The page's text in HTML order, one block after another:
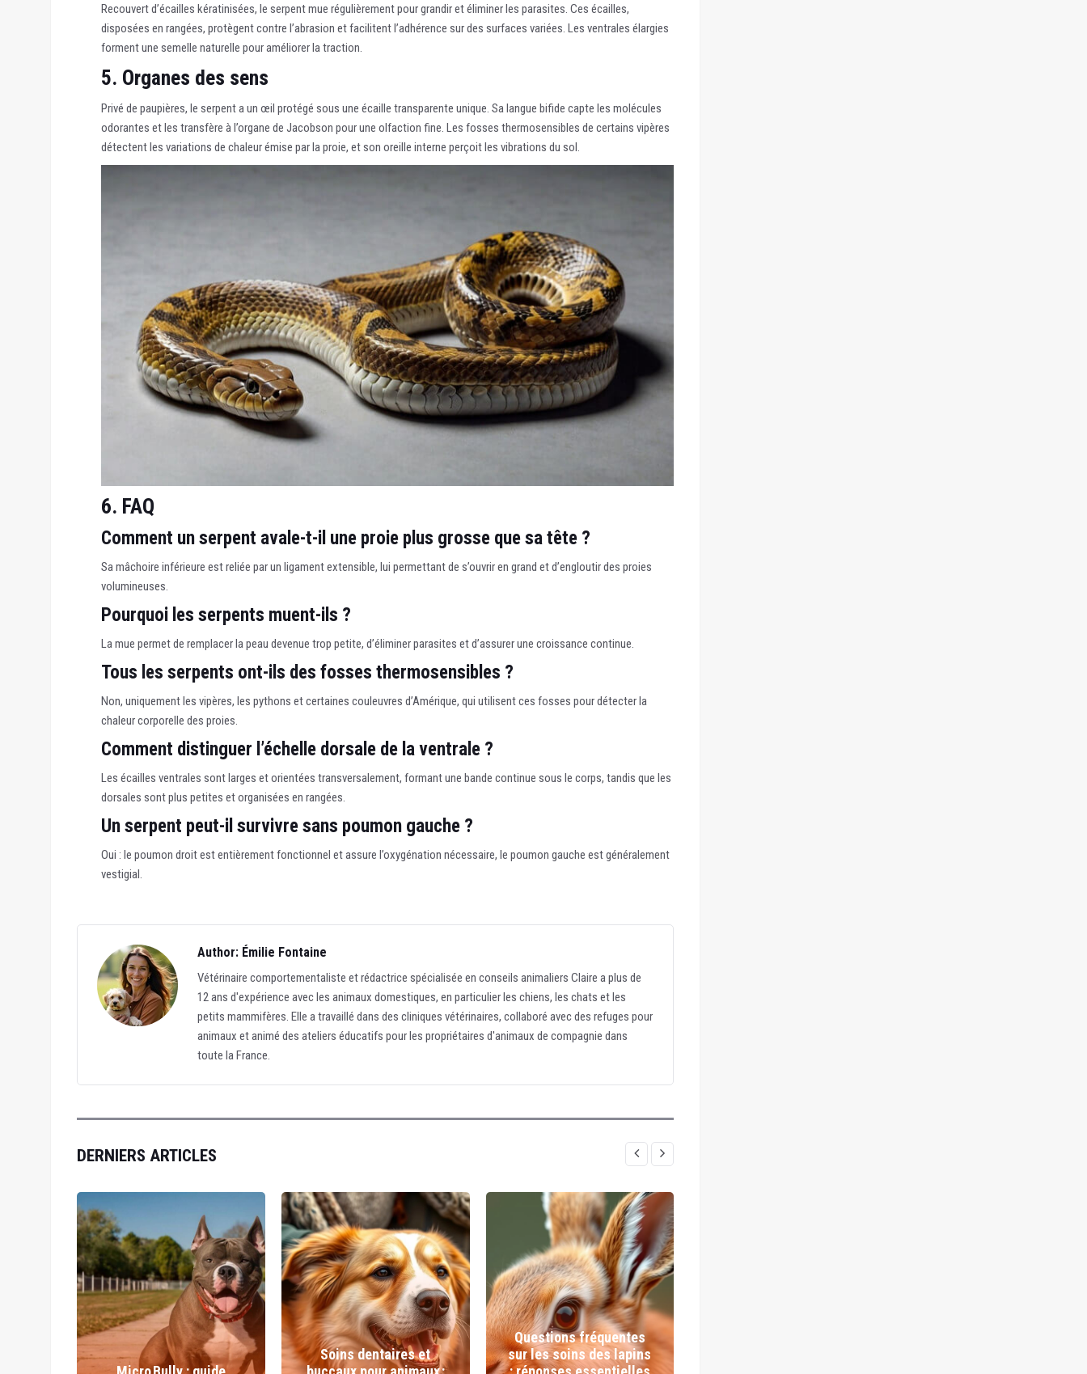
Recouvert d’écailles kératinisées, le serpent mue régulièrement pour grandir et éliminer les parasites. Ces écailles,
disposées en rangées, protègent contre l’abrasion et facilitent l’adhérence sur des surfaces variées. Les ventrales élargies
forment une semelle naturelle pour améliorer la traction.
5. Organes des sens
Privé de paupières, le serpent a un œil protégé sous une écaille transparente unique. Sa langue bifide capte les molécules
odorantes et les transfère à l’organe de Jacobson pour une olfaction fine. Les fosses thermosensibles de certains vipères
détectent les variations de chaleur émise par la proie, et son oreille interne perçoit les vibrations du sol.
6. FAQ
Comment un serpent avale-t-il une proie plus grosse que sa tête ?
Sa mâchoire inférieure est reliée par un ligament extensible, lui permettant de s’ouvrir en grand et d’engloutir des proies
volumineuses.
Pourquoi les serpents muent-ils ?
La mue permet de remplacer la peau devenue trop petite, d’éliminer parasites et d’assurer une croissance continue.
Tous les serpents ont-ils des fosses thermosensibles ?
Non, uniquement les vipères, les pythons et certaines couleuvres d’Amérique, qui utilisent ces fosses pour détecter la
chaleur corporelle des proies.
Comment distinguer l’échelle dorsale de la ventrale ?
Les écailles ventrales sont larges et orientées transversalement, formant une bande continue sous le corps, tandis que les
dorsales sont plus petites et organisées en rangées.
Un serpent peut-il survivre sans poumon gauche ?
Oui : le poumon droit est entièrement fonctionnel et assure l’oxygénation nécessaire, le poumon gauche est généralement
vestigial.
Author: Émilie Fontaine
Vétérinaire comportementaliste et rédactrice spécialisée en conseils animaliers Claire a plus de
12 ans d'expérience avec les animaux domestiques, en particulier les chiens, les chats et les
petits mammifères. Elle a travaillé dans des cliniques vétérinaires, collaboré avec des refuges pour
animaux et animé des ateliers éducatifs pour les propriétaires d'animaux de compagnie dans
toute la France.
DERNIERS ARTICLES
Soins dentaires et
Questions fréquentes
sur les soins des lapins